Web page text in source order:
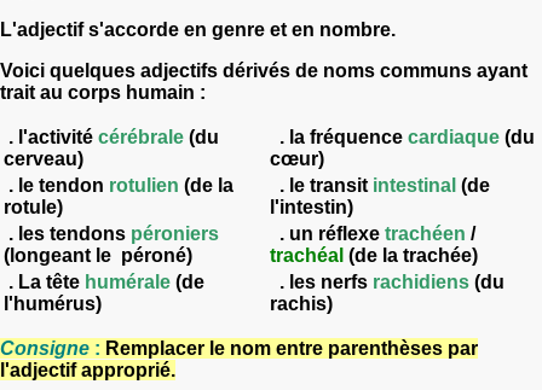
L'adjectif s'accorde en genre et en nombre.
Voici quelques adjectifs dérivés de noms communs ayant
trait au corps humain :
. l'activité cérébrale (du
cerveau)
. la fréquence cardiaque (du
cœur)
. le tendon rotulien (de la
rotule)
. le transit intestinal (de
l'intestin)
. les tendons péroniers
(longeant le péroné)
. un réflexe trachéen /
trachéal (de la trachée)
. La tête humérale (de
l'humérus)
. les nerfs rachidiens (du
rachis)
Consigne : Remplacer le nom entre parenthèses par
l'adjectif approprié.